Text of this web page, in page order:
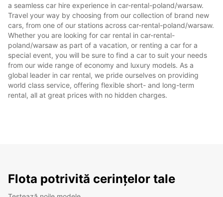
a seamless car hire experience in car-rental-poland/warsaw.
Travel your way by choosing from our collection of brand new
cars, from one of our stations across car-rental-poland/warsaw.
Whether you are looking for car rental in car-rental-
poland/warsaw as part of a vacation, or renting a car for a
special event, you will be sure to find a car to suit your needs
from our wide range of economy and luxury models. As a
global leader in car rental, we pride ourselves on providing
world class service, offering flexible short- and long-term
rental, all at great prices with no hidden charges.
Flota potrivită cerințelor tale